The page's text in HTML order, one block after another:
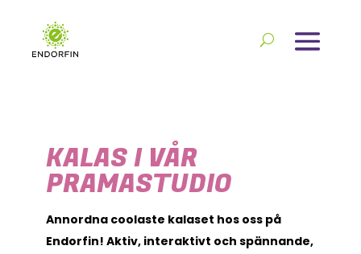
KALAS I VÅR
PRAMASTUDIO
Annordna coolaste kalaset hos oss på
Endorfin! Aktiv, interaktivt och spännande,